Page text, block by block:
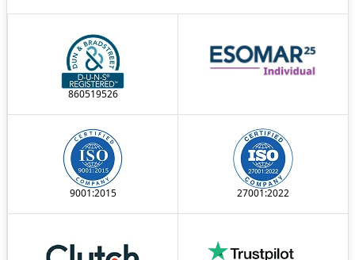
860519526
9001:2015 27001:2022